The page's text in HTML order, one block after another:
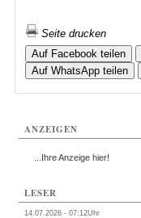
Seite drucken
Auf Facebook teilen
Auf WhatsApp teilen
ANZEIGEN
...Ihre Anzeige hier!
LESER
14.07.2026 - 07:12Uhr